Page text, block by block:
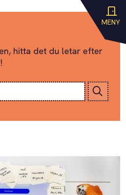
MENY
hitta det du letar efter